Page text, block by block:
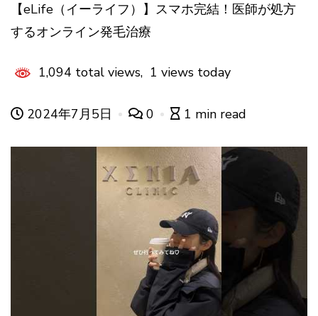
【eLife（イーライフ）】スマホ完結！医師が処方
するオンライン発毛治療
1,094 total views, 1 views today
2024年7月5日 0 1 min read